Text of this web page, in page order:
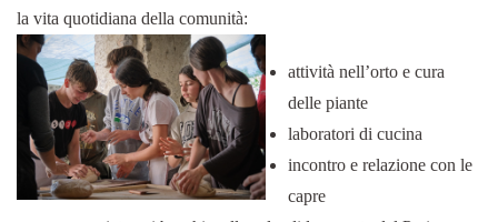
la vita quotidiana della comunità:
attività nell’orto e cura
delle piante
laboratori di cucina
incontro e relazione con le
capre